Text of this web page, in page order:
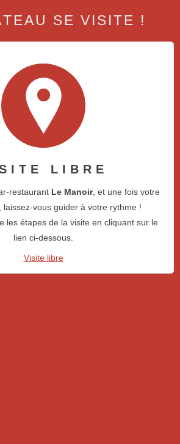
SE VISITE !
LIBRE
restaurant Le Manoir, et une fois votre
laissez-vous guider à votre rythme !
les étapes de la visite en cliquant sur le
lien ci-dessous.
Visite libre